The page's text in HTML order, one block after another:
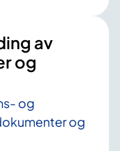
av
og
og
og